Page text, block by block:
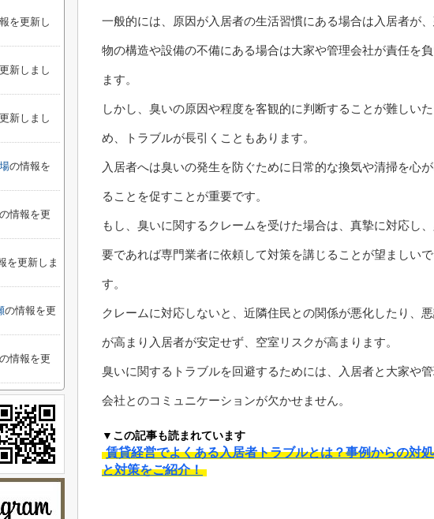
一般的には、原因が入居者の生活習慣にある場合は入居者が
物の構造や設備の不備にある場合は大家や管理会社が責任を
ます。
しかし、臭いの原因や程度を客観的に判断することが難しいた
め、トラブルが長引くこともあります。
入居者へは臭いの発生を防ぐために日常的な換気や清掃を心
ることを促すことが重要です。
もし、臭いに関するクレームを受けた場合は、真摯に対応し
要であれば専門業者に依頼して対策を講じることが望ましいで
す。
クレームに対応しないと、近隣住民との関係が悪化したり、
が高まり入居者が安定せず、空室リスクが高まります。
臭いに関するトラブルを回避するためには、入居者と大家や
会社とのコミュニケーションが欠かせません。
▼この記事も読まれています
賃貸経営でよくある入居者トラブルとは？事例からの対
と対策をご紹介！
を更新し
新しまし
新しまし
の情報を
の情報を更
を更新しま
の情報を更
の情報を更